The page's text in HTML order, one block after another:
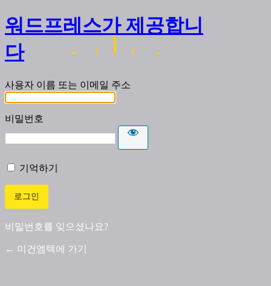
워드프레스가 제공합니
다
사용자 이름 또는 이메일 주소
비밀번호
기억하기
비밀번호를 잊으셨나요?
← 미건엠텍에 가기